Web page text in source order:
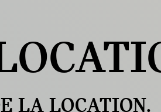
LA LOCATION.